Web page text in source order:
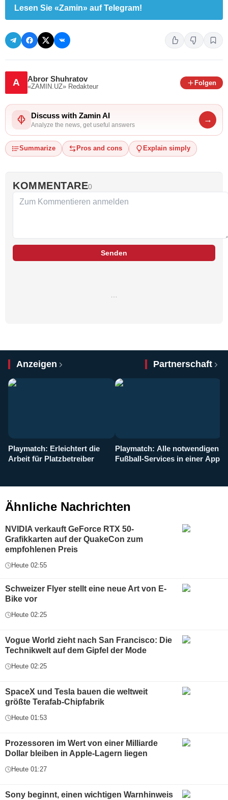
Lesen Sie «Zamin» auf Telegram!
A Abror Shuhratov
«ZAMIN.UZ» Redakteur
Folgen
Discuss with Zamin AI
Analyze the news, get useful answers
→
Summarize Pros and cons Explain simply
KOMMENTARE0
Senden
…
Anzeigen Partnerschaft
Playmatch: Erleichtert die
Arbeit für Platzbetreiber
Playmatch: Alle notwendigen
Fußball-Services in einer App
Ähnliche Nachrichten
NVIDIA verkauft GeForce RTX 50-
Grafikkarten auf der QuakeCon zum
empfohlenen Preis
Heute 02:55
Schweizer Flyer stellt eine neue Art von E-
Bike vor
Heute 02:25
Vogue World zieht nach San Francisco: Die
Technikwelt auf dem Gipfel der Mode
Heute 02:25
SpaceX und Tesla bauen die weltweit
größte Terafab-Chipfabrik
Heute 01:53
Prozessoren im Wert von einer Milliarde
Dollar bleiben in Apple-Lagern liegen
Heute 01:27
Sony beginnt, einen wichtigen Warnhinweis